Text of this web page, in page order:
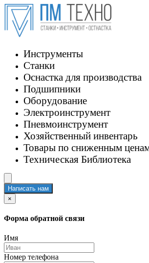
Инструменты
Станки
Оснастка для производства
Подшипники
Оборудование
Электроинструмент
Пневмоинструмент
Хозяйственный инвентарь
Товары по сниженным
Техническая Библиотека
Написать нам
×
Форма обратной связи
Имя
Номер телефона